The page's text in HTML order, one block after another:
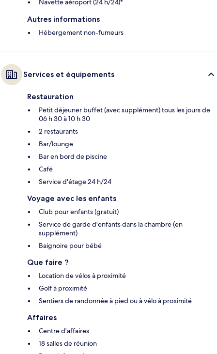
Navette aéroport (24 h/24)*
Autres informations
Hébergement non-fumeurs
Services et équipements
Restauration
Petit déjeuner buffet (avec supplément) tous les jours de
06 h 30 à 10 h 30
2 restaurants
Bar/lounge
Bar en bord de piscine
Café
Service d'étage 24 h/24
Voyage avec les enfants
Club pour enfants (gratuit)
Service de garde d'enfants dans la chambre (en
supplément)
Baignoire pour bébé
Que faire ?
Location de vélos à proximité
Golf à proximité
Sentiers de randonnée à pied ou à vélo à proximité
Affaires
Centre d'affaires
18 salles de réunion